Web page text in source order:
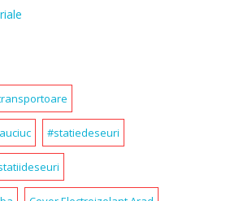
#statiedeseuri